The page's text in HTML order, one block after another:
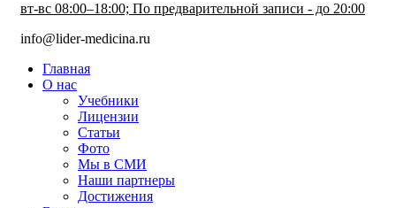
вт-вс 08:00–18:00; По предварительной записи - до 20:00
info@lider-medicina.ru
Главная
О нас
Учебники
Лицензии
Статьи
Фото
Мы в СМИ
Наши партнеры
Достижения